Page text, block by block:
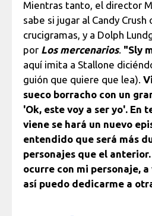
Mientras tanto, el director
sabe si jugar al Candy Crush
crucigramas, y a Dolph
por Los mercenarios. "Sly
aquí imita a Stallone
guión que quiere que lea).
sueco borracho con un
'Ok, este voy a ser yo'. En
viene se hará un nuevo
entendido que será más
personajes que el
ocurre con mi personaje,
así puedo dedicarme a